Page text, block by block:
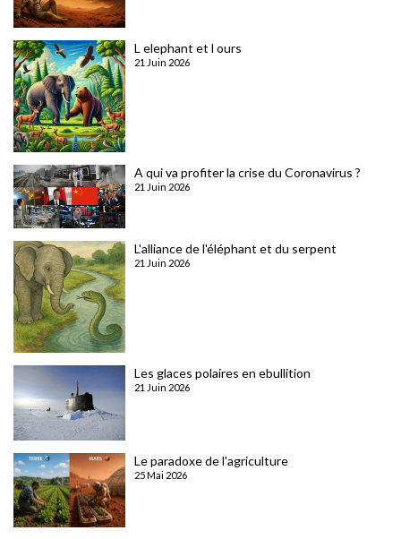
L elephant et l ours
21 Juin 2026
A qui va profiter la crise du Coronavirus ?
21 Juin 2026
L'alliance de l'éléphant et du serpent
21 Juin 2026
Les glaces polaires en ebullition
21 Juin 2026
Le paradoxe de l'agriculture
25 Mai 2026